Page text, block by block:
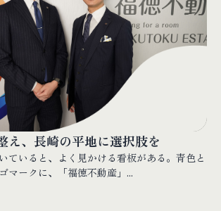
え、長崎の平地に選択肢を
ていると、よく見かける看板がある。青色と
マークに、「福徳不動産」...